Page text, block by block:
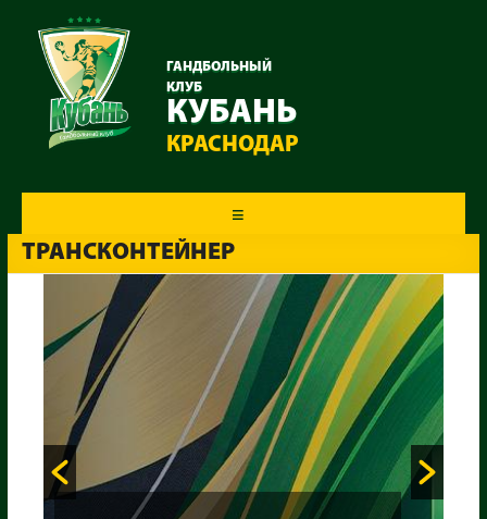
ГАНДБОЛЬНЫЙ
КЛУБ
КУБАНЬ
КРАСНОДАР
ТРАНСКОНТЕЙНЕР